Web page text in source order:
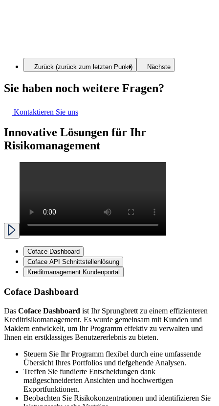
Zurück (zurück zum letzten Punkt) Nächste
Sie haben noch weitere Fragen?
Kontaktieren Sie uns
Innovative Lösungen für Ihr
Risikomanagement
Coface Dashboard
Coface API Schnittstellenlösung
Kreditmanagement Kundenportal
Coface Dashboard
Das Coface Dashboard ist Ihr Sprungbrett zu einem effizienteren
Kreditrisikomanagement. Es wurde gemeinsam mit Kunden und
Maklern entwickelt, um Ihr Programm effektiv zu verwalten und
Ihnen ein erstklassiges Benutzererlebnis zu bieten.
Steuern Sie Ihr Programm flexibel durch eine umfassende
Übersicht Ihres Portfolios und tiefgehende Analysen.
Treffen Sie fundierte Entscheidungen dank
maßgeschneiderten Ansichten und hochwertigen
Exportfunktionen.
Beobachten Sie Risikokonzentrationen und identifizieren Sie